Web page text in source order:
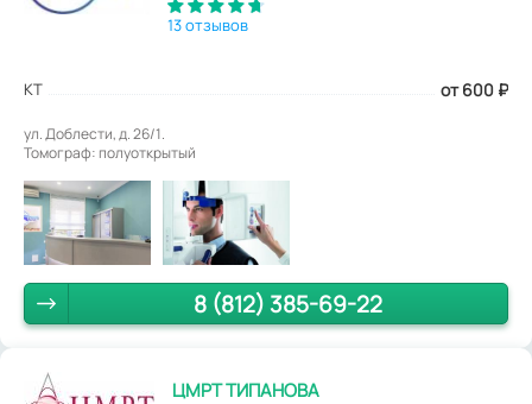
13 отзывов
КТ от 600 ₽
ул. Доблести, д. 26/1.
Томограф: полуоткрытый
8 (812) 385-69-22
ЦМРТ ТИПАНОВА